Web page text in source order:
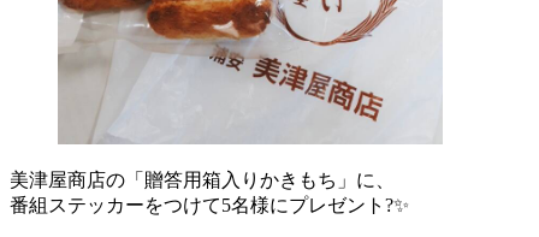
美津屋商店の「贈答用箱入りかきもち」に、
番組ステッカーをつけて5名様にプレゼント?✨